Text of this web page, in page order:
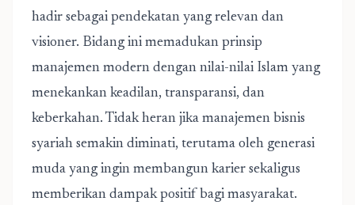
hadir sebagai pendekatan yang relevan dan
visioner. Bidang ini memadukan prinsip
manajemen modern dengan nilai-nilai Islam yang
menekankan keadilan, transparansi, dan
keberkahan. Tidak heran jika manajemen bisnis
syariah semakin diminati, terutama oleh generasi
muda yang ingin membangun karier sekaligus
memberikan dampak positif bagi masyarakat.